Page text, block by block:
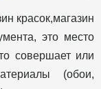
красок,магазин
это место
совершает или
(обои,